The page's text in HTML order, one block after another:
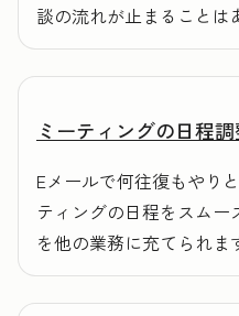
談の流れが止まることは
ミーティングの日程
Eメールで何往復もやり
ティングの日程をスム
を他の業務に充てられま